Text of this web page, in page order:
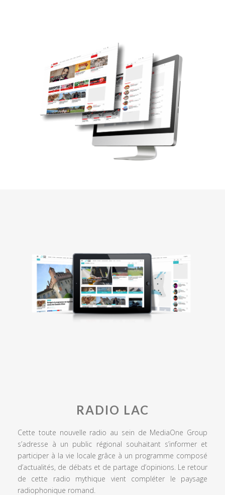
RADIO LAC
Cette toute nouvelle radio au sein de MediaOne Group
s’adresse à un public régional souhaitant s’informer et
participer à la vie locale grâce à un programme composé
d’actualités, de débats et de partage d’opinions. Le retour
de cette radio mythique vient compléter le paysage
radiophonique romand.